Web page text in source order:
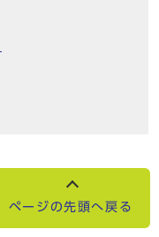
ページの先頭へ戻る